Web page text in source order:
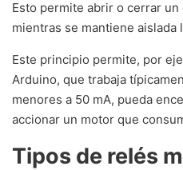
Esto permite abrir o cerrar
mientras se mantiene
Este principio permite, por
Arduino, que trabaja
menores a 50 mA, pueda
accionar un motor que
Tipos de relés